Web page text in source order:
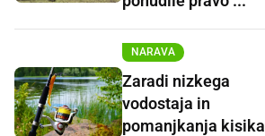
NARAVA
Zaradi nizkega
vodostaja in
pomanjkanja kisika